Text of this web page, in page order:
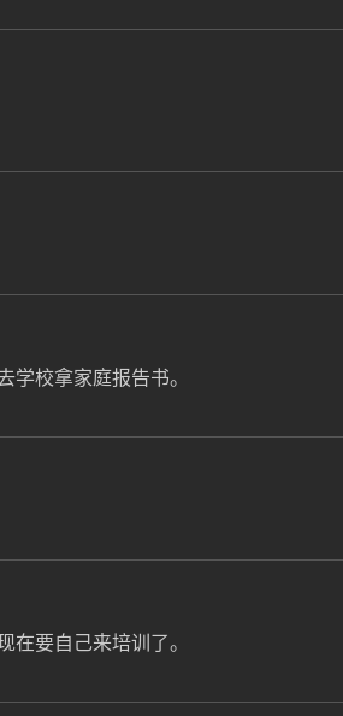
学校拿家庭报告书。
在要自己来培训了。